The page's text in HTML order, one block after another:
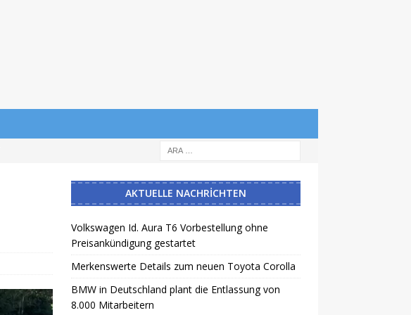
AKTUELLE NACHRICHTEN
Volkswagen Id. Aura T6 Vorbestellung ohne
Preisankündigung gestartet
Merkenswerte Details zum neuen Toyota Corolla
BMW in Deutschland plant die Entlassung von
8.000 Mitarbeitern